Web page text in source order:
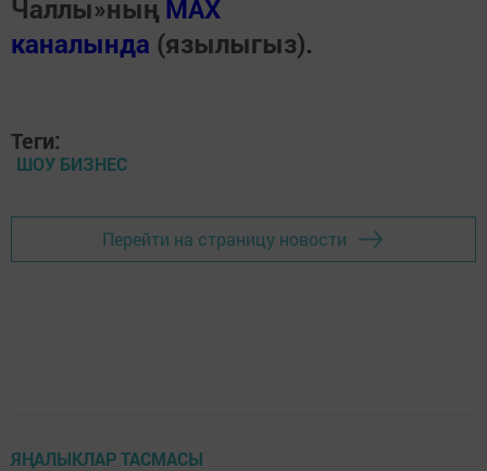
Чаллы»ның MAX
каналында (язылыгыз).
Теги:
ШОУ БИЗНЕС
Перейти на страницу новости
ЯҢАЛЫКЛАР ТАСМАСЫ